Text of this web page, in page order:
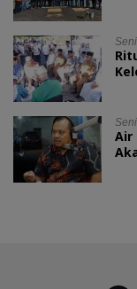
Air